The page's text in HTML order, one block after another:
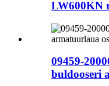
LW600KN
09459-
buldooseri